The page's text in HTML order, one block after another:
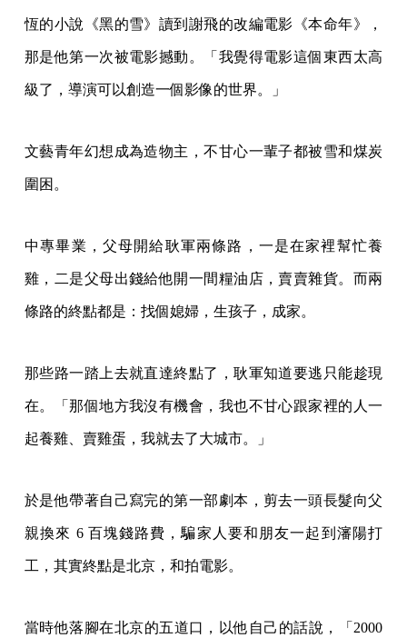
恆的小說《黑的雪》讀到謝飛的改編電影《本命年》，
那是他第一次被電影撼動。「我覺得電影這個東西太高
級了，導演可以創造一個影像的世界。」
文藝青年幻想成為造物主，不甘心一輩子都被雪和煤炭
圍困。
中專畢業，父母開給耿軍兩條路，一是在家裡幫忙養
雞，二是父母出錢給他開一間糧油店，賣賣雜貨。而兩
條路的終點都是：找個媳婦，生孩子，成家。
那些路一踏上去就直達終點了，耿軍知道要逃只能趁現
在。「那個地方我沒有機會，我也不甘心跟家裡的人一
起養雞、賣雞蛋，我就去了大城市。」
於是他帶著自己寫完的第一部劇本，剪去一頭長髮向父
親換來 6 百塊錢路費，騙家人要和朋友一起到瀋陽打
工，其實終點是北京，和拍電影。
當時他落腳在北京的五道口，以他自己的話說，「2000